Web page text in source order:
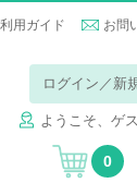
用ガイド お問
ログイン／新
ようこそ、ゲ
0